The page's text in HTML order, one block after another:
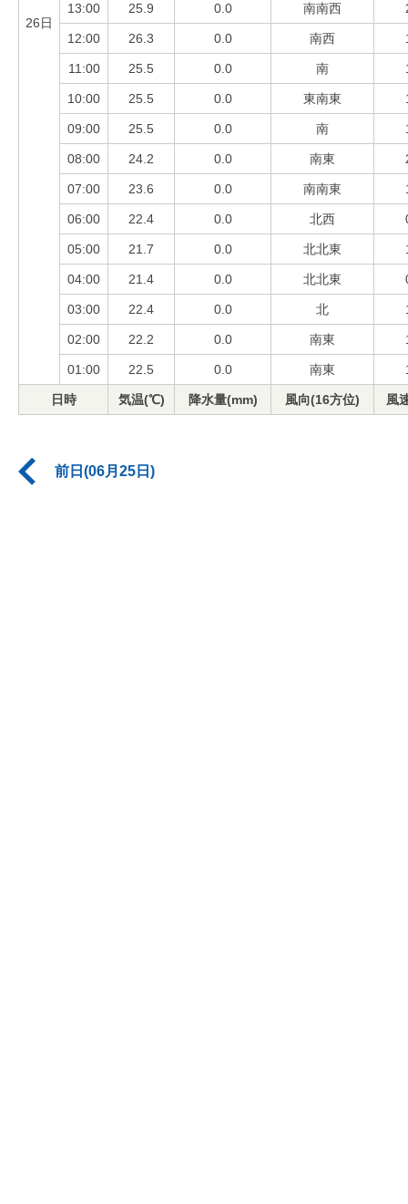
26日
13:00 25.9 0.0 南南西
12:00 26.3 0.0 南西
11:00 25.5 0.0 南
10:00 25.5 0.0 東南東
09:00 25.5 0.0 南
08:00 24.2 0.0 南東
07:00 23.6 0.0 南南東
06:00 22.4 0.0 北西
05:00 21.7 0.0 北北東
04:00 21.4 0.0 北北東
03:00 22.4 0.0 北
02:00 22.2 0.0 南東
01:00 22.5 0.0 南東
日時 気温(℃) 降水量(mm) 風向(16方位) 風
前日(06月25日)